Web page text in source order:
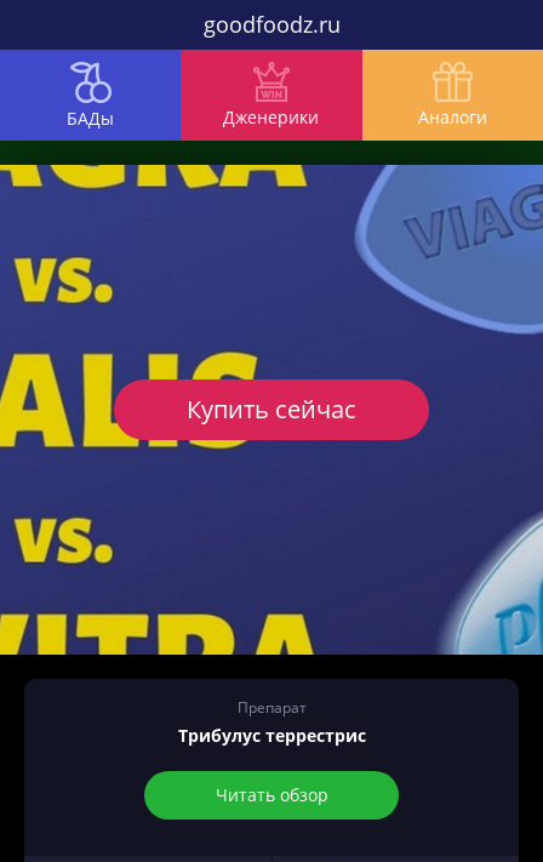
goodfoodz.ru
БАДы Дженерики Аналоги
Препарат
Трибулус террестрис
Читать обзор
Купить сейчас